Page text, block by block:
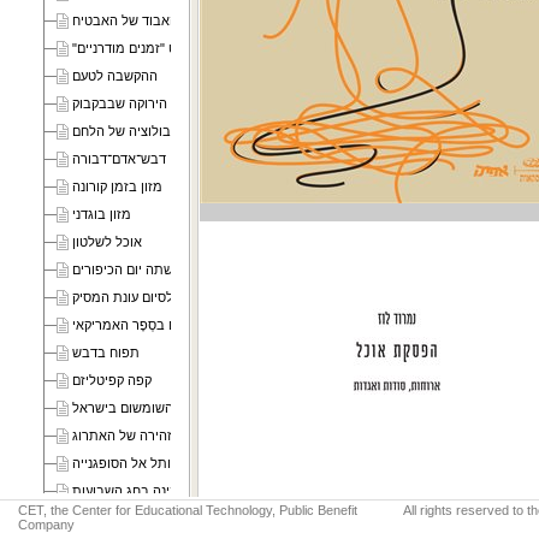
קסמו האבוד של האבטיח
אוכל מן המכונה: מזון בסרט "זמנים מודרניים"
ההקשבה לטעם
הפיה הירוקה שבבקבוק
האבולוציה של הלחם
דבש־אדם־דבורה
מזון בזמן קורונה
מזון בוגדני
אוכל לשלטון
משתה יום הכיפורים
אבחנות לסיום עונת המסיק
תפוחים בסְפָר האמריקאי
תפוח בדבש
קפה קפיטליזם
סערה בכוס טחינה: הפוליטיקה של השומשום בישראל
בדידותו המזהירה של האתרוג
המסע המפותל אל הסופגנייה
כחול וחלב — מאכלי גבינה בחג השבועות
טעם של פעם: חדר האוכל בקיבוץ
CET, the Center for Educational Technology, Public Benefit
Company
All rights reserved to